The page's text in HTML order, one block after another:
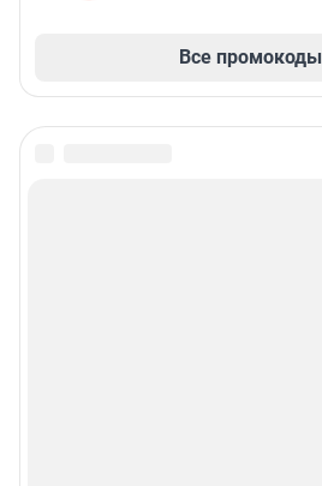
Все промокоды